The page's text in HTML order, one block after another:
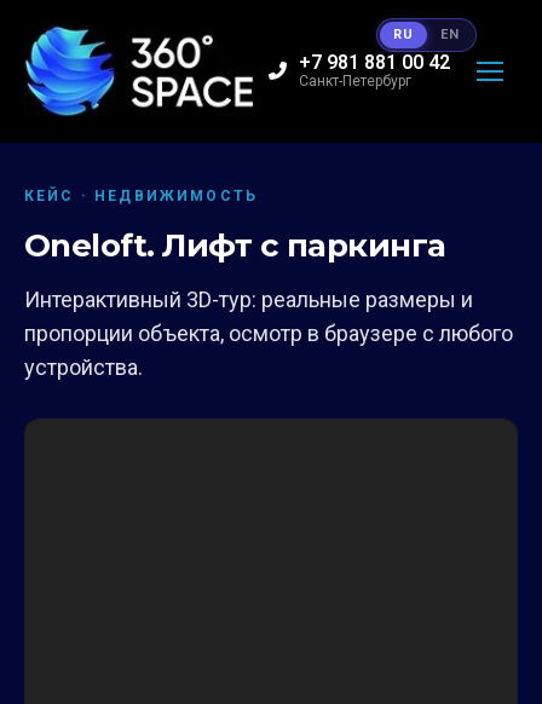
+7 981 881 00 42
Санкт-Петербург
КЕЙС · НЕДВИЖИМОСТЬ
Oneloft. Лифт с паркинга
Интерактивный 3D-тур: реальные размеры и
пропорции объекта, осмотр в браузере с любого
устройства.
RU EN